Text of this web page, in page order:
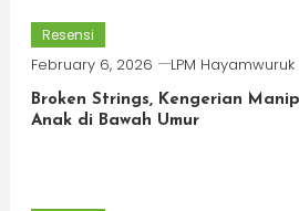
Resensi
February 6, 2026 LPM Hayamwuruk
Broken Strings, Kengerian
Anak di Bawah Umur